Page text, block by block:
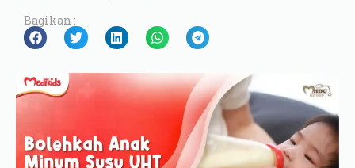
Bagikan :